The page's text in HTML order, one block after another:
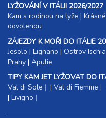
LYŽOVÁNÍ V ITÁLII 2026/2027
Kam s rodinou na lyže |​
dovolenou
ZÁJEZDY K MOŘI DO ITÁLIE
Jesolo | Lignano | Ostrov Ischia
Prahy | Apulie
TIPY KAM JET LYŽOVAT DO
Val di Sole
| Val di Fiemme
| Livigno